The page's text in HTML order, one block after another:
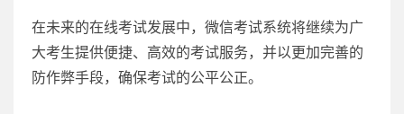
在未来的在线考试发展中，微信考试系统将继续为广
大考生提供便捷、高效的考试服务，并以更加完善的
防作弊手段，确保考试的公平公正。